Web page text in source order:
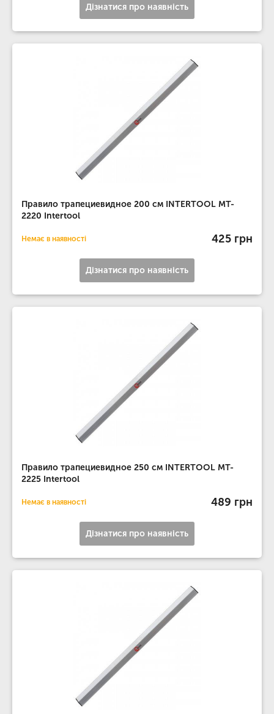
Дізнатися про наявність
Правило трапециевидное 200 см INTERTOOL MT-
2220 Intertool
Немає в наявності 425 грн
Дізнатися про наявність
Правило трапециевидное 250 см INTERTOOL MT-
2225 Intertool
Немає в наявності 489 грн
Дізнатися про наявність